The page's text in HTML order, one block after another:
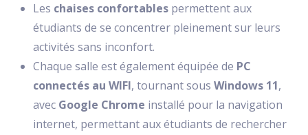
Les chaises confortables permettent aux
étudiants de se concentrer pleinement sur leurs
activités sans inconfort.
Chaque salle est également équipée de PC
connectés au WIFI, tournant sous Windows 11,
avec Google Chrome installé pour la navigation
internet, permettant aux étudiants de rechercher